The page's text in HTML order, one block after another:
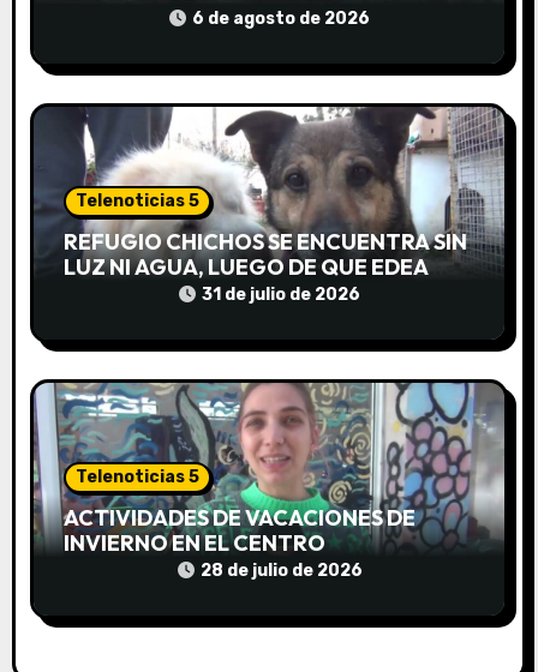
t
r
a
d
a
6 de agosto de 2026
Telenoticias 5
REFUGIO CHICHOS SE ENCUENTRA SIN
LUZ NI AGUA, LUEGO DE QUE EDEA
CORTARA EL SUMINISTRO SIN AVISO
31 de julio de 2026
Telenoticias 5
ACTIVIDADES DE VACACIONES DE
INVIERNO EN EL CENTRO
COMUNITARIO EL TALA
28 de julio de 2026